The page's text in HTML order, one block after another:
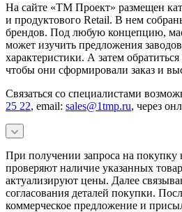
На сайте «ТМ Проект» размещен
и продуктового Retail. В нем
брендов. Под любую концепцию,
может изучить предложения
характеристики. А затем
чтобы они сформировали заказ и
Связаться со специалистами
25 22, email: sales@1tmp.ru, через
При получении запроса на
проверяют наличие указанных
актуализируют цены. Далее
согласования деталей покупки.
коммерческое предложение и